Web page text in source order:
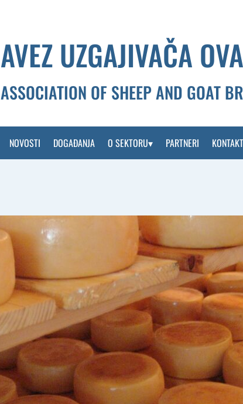
UZGAJIVAČA
OF SHEEP AND GOAT
NOVOSTI DOGAĐANJA O SEKTORU PARTNERI KONTAKT